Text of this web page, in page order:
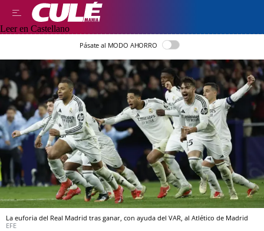
Leer en Castellano
Pásate al MODO AHORRO
La euforia del Real Madrid tras ganar, con ayuda del VAR, al Atlético de Madrid
EFE